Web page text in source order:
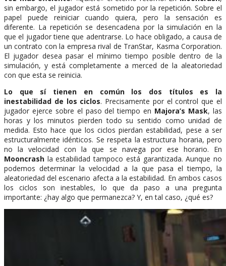
sin embargo, el jugador está sometido por la repetición. Sobre el
papel puede reiniciar cuando quiera, pero la sensación es
diferente. La repetición se desencadena por la simulación en la
que el jugador tiene que adentrarse. Lo hace obligado, a causa de
un contrato con la empresa rival de TranStar, Kasma Corporation.
El jugador desea pasar el mínimo tiempo posible dentro de la
simulación, y está completamente a merced de la aleatoriedad
con que esta se reinicia.
Lo que sí tienen en común los dos títulos es la
inestabilidad de los ciclos. Precisamente por el control que el
jugador ejerce sobre el paso del tiempo en Majora’s Mask, las
horas y los minutos pierden todo su sentido como unidad de
medida. Esto hace que los ciclos pierdan estabilidad, pese a ser
estructuralmente idénticos. Se respeta la estructura horaria, pero
no la velocidad con la que se navega por ese horario. En
Mooncrash la estabilidad tampoco está garantizada. Aunque no
podemos determinar la velocidad a la que pasa el tiempo, la
aleatoriedad del escenario afecta a la estabilidad. En ambos casos
los ciclos son inestables, lo que da paso a una pregunta
importante: ¿hay algo que permanezca? Y, en tal caso, ¿qué es?